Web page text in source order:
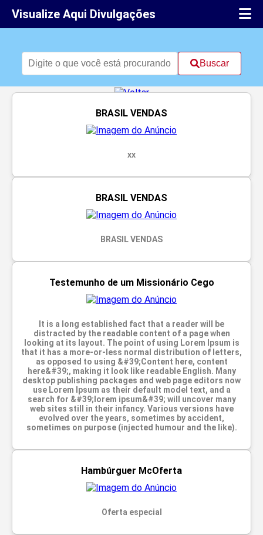
Visualize Aqui Divulgações
Buscar
BRASIL VENDAS
xx
BRASIL VENDAS
BRASIL VENDAS
Testemunho de um Missionário Cego
It is a long established fact that a reader will be
distracted by the readable content of a page when
looking at its layout. The point of using Lorem Ipsum is
that it has a more-or-less normal distribution of letters,
as opposed to using &#39;Content here, content
here&#39;, making it look like readable English. Many
desktop publishing packages and web page editors now
use Lorem Ipsum as their default model text, and a
search for &#39;lorem ipsum&#39; will uncover many
web sites still in their infancy. Various versions have
evolved over the years, sometimes by accident,
sometimes on purpose (injected humour and the like).
Hambúrguer McOferta
Oferta especial